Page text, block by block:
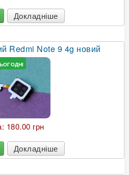
Докладніше
Redmi Note 9 4g новий
180.00 грн
Докладніше